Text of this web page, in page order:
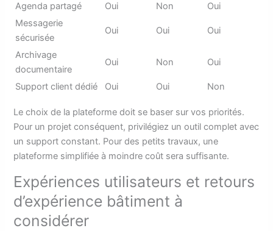
Agenda partagé Oui Non
Oui
Messagerie
sécurisée
Oui Oui Oui
Archivage
documentaire
Oui Non Oui
Support client dédié Oui Oui Non
Le choix de la plateforme doit se baser sur vos priorités.
Pour un projet conséquent, privilégiez un outil complet avec
un support constant. Pour des petits travaux, une
plateforme simplifiée à moindre coût sera suffisante.
Expériences utilisateurs et retours
d’expérience bâtiment à
considérer